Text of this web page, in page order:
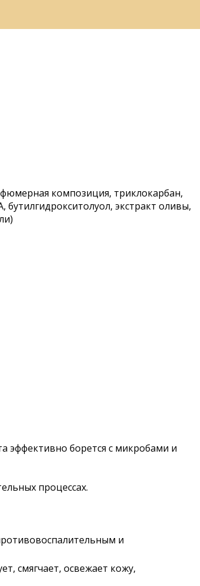
композиция, триклокарбан,
экстракт оливы,
эффективно борется с микробами и
процессах.
и
смягчает, освежает кожу,